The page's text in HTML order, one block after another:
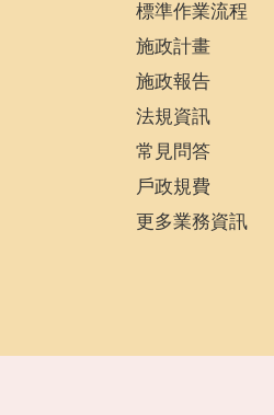
標準作業流程
施政計畫
施政報告
法規資訊
常見問答
戶政規費
更多業務資訊